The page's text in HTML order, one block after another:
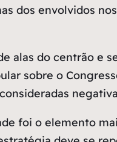
dos envolvidos
alas do centrão e
sobre o
foi o elemento